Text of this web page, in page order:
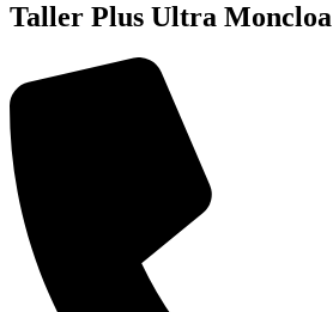
Taller Plus Ultra Moncloa